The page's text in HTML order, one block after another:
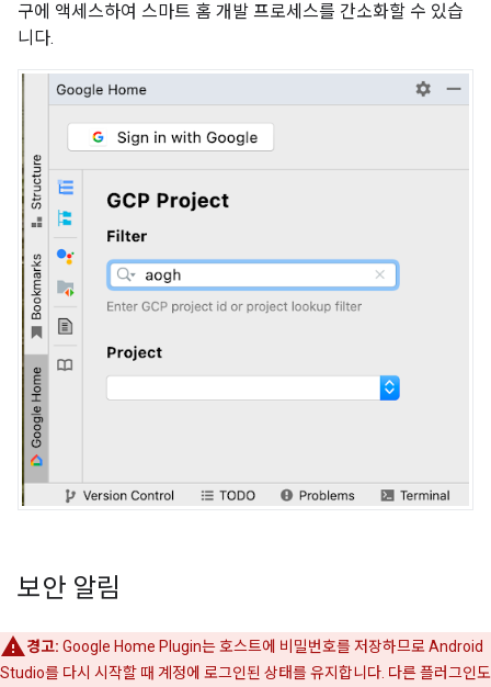
구에 액세스하여 스마트 홈 개발 프로세스를 간소화할 수 있습
니다.
보안 알림
경고: Google Home Plugin는 호스트에 비밀번호를 저장하므로Android
Studio를 다시 시작할 때 계정에 로그인된 상태를 유지합니다. 다른 플러그인도